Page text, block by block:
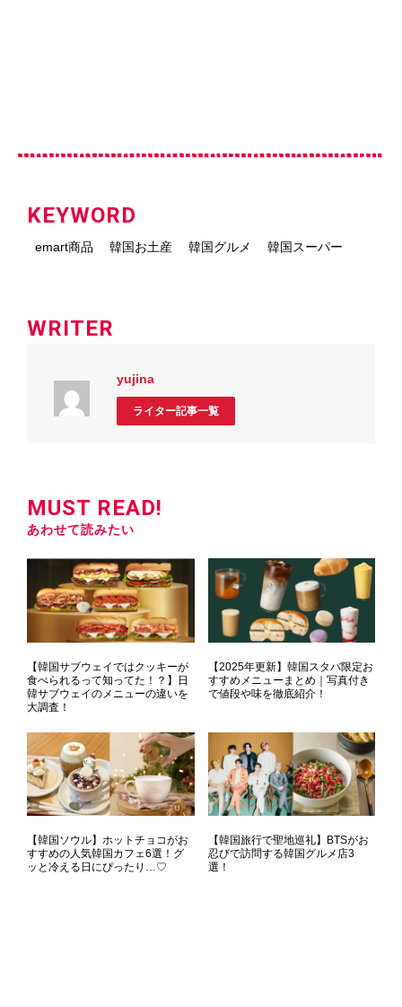
KEYWORD
emart商品 韓国お土産 韓国グルメ 韓国スーパー
WRITER
yujina
ライター記事一覧
MUST READ!
あわせて読みたい
【韓国サブウェイではクッキーが
食べられるって知ってた！？】日
韓サブウェイのメニューの違いを
大調査！
【2025年更新】韓国スタバ限定お
すすめメニューまとめ｜写真付き
で値段や味を徹底紹介！
【韓国ソウル】ホットチョコがお
すすめの人気韓国カフェ6選！グ
ッと冷える日にぴったり…♡
【韓国旅行で聖地巡礼】BTSがお
忍びで訪問する韓国グルメ店3
選！